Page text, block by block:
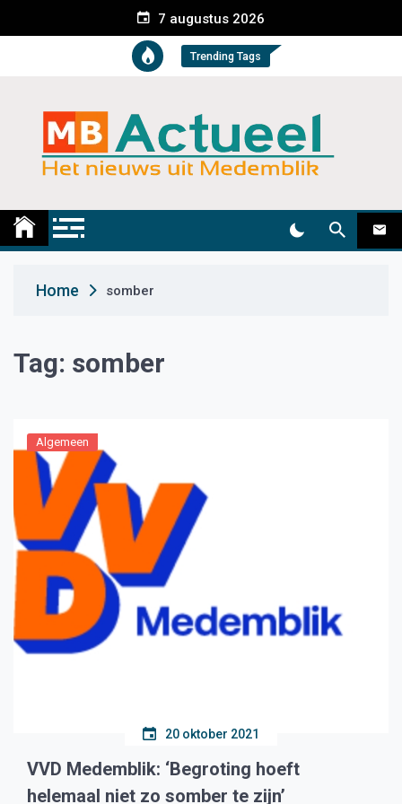
e
t
7 augustus 2026
Trending Tags
Medemblik Actueel
Home somber
Tag: somber
Algemeen
20 oktober 2021
VVD Medemblik: ‘Begroting hoeft
helemaal niet zo somber te zijn’